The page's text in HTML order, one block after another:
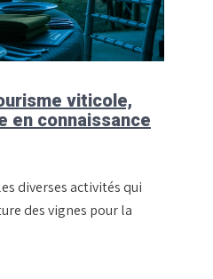
viticole,
en connaissance
diverses activités qui
des vignes pour la